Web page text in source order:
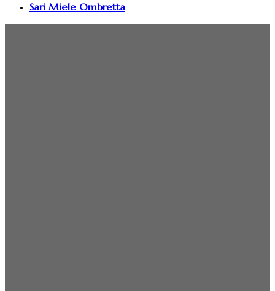
Sari Miele Ombretta